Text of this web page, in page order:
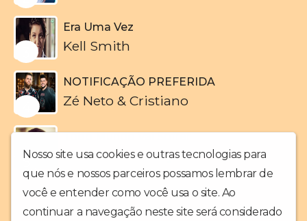
Era Uma Vez
Kell Smith
NOTIFICAÇÃO PREFERIDA
Zé Neto & Cristiano
5
Todo Mundo Vai Sofrer
Marília Mendonça
Nosso site usa cookies e outras tecnologias para
que nós e nossos parceiros possamos lembrar de
você e entender como você usa o site. Ao
continuar a navegação neste site será considerado